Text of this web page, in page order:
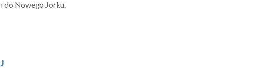
do Nowego Jorku.